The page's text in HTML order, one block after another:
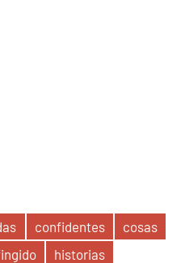
confidentes
cosas
historias